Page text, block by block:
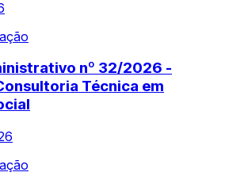
nº 32/2026 -
Técnica em